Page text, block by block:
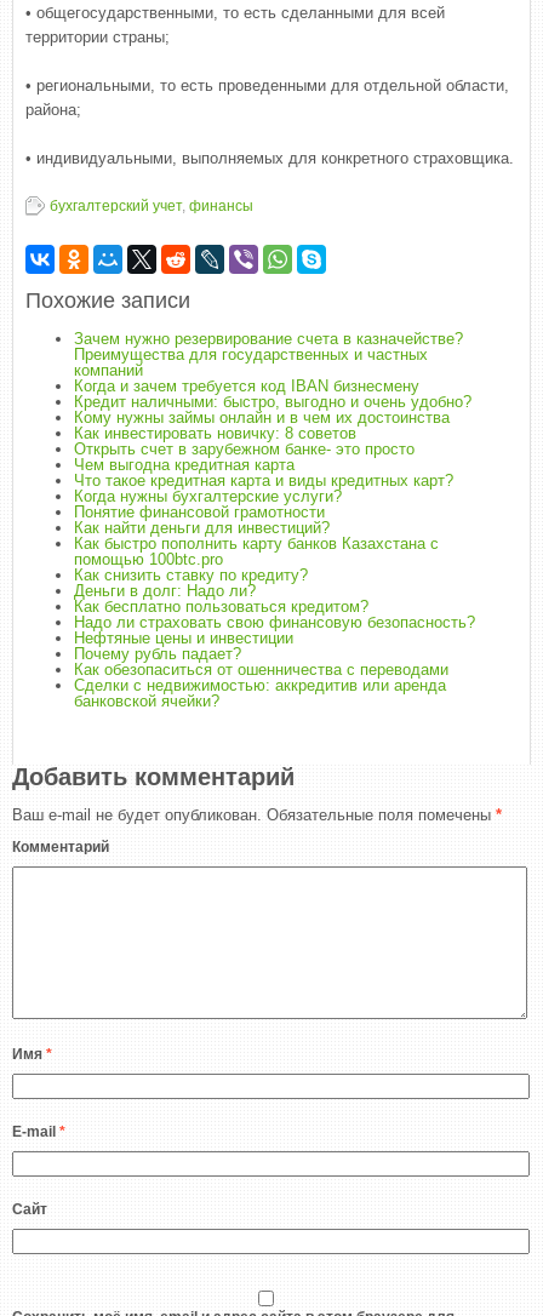
• общегосударственными, то есть сделанными для всей
территории страны;
• региональными, то есть проведенными для отдельной области,
района;
• индивидуальными, выполняемых для конкретного страховщика.
бухгалтерский учет, финансы
Похожие записи
Зачем нужно резервирование счета в казначействе?
Преимущества для государственных и частных
компаний
Когда и зачем требуется код IBAN бизнесмену
Кредит наличными: быстро, выгодно и очень удобно?
Кому нужны займы онлайн и в чем их достоинства
Как инвестировать новичку: 8 советов
Открыть счет в зарубежном банке- это просто
Чем выгодна кредитная карта
Что такое кредитная карта и виды кредитных карт?
Когда нужны бухгалтерские услуги?
Понятие финансовой грамотности
Как найти деньги для инвестиций?
Как быстро пополнить карту банков Казахстана с
помощью 100btc.pro
Как снизить ставку по кредиту?
Деньги в долг: Надо ли?
Как бесплатно пользоваться кредитом?
Надо ли страховать свою финансовую безопасность?
Нефтяные цены и инвестиции
Почему рубль падает?
Как обезопаситься от ошенничества с переводами
Сделки с недвижимостью: аккредитив или аренда
банковской ячейки?
Добавить комментарий
Ваш e-mail не будет опубликован. Обязательные поля помечены *
Комментарий
Имя *
E-mail *
Сайт